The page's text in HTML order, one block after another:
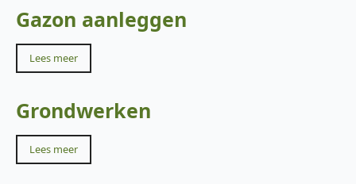
Gazon aanleggen
Lees meer
Grondwerken
Lees meer